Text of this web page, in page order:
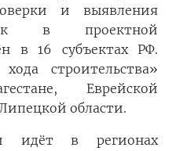
и выявления
в проектной
в 16 субъектах РФ.
строительства»
Еврейской
области.
идёт в регионах